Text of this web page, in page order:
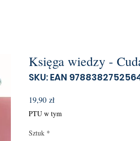
Księga wiedzy -
SKU: EAN
19,90 złCena
PTU w tym
Sztuk *